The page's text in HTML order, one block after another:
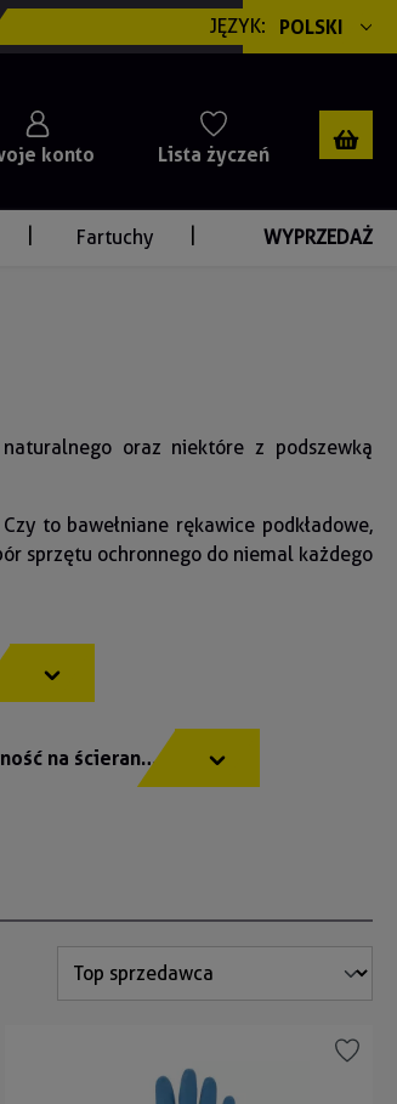
JĘZYK: POLSKI
konto Lista życzeń
Fartuchy WYPRZEDAŻ
oraz niektóre z podszewką
to bawełniane rękawice podkładowe,
sprzętu ochronnego do niemal każdego
na ścieranie